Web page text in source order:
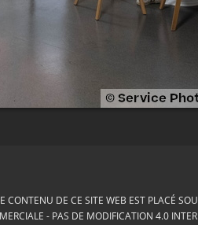
CONTENU DE CE SITE WEB EST PLACÉ
- PAS DE MODIFICATION 4.0